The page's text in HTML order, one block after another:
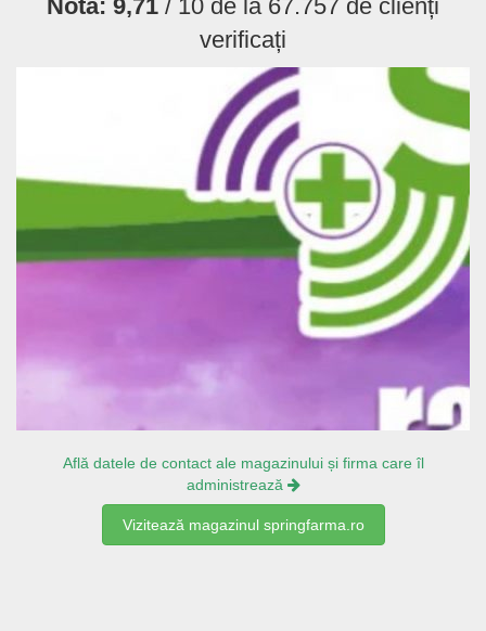
Nota: 9,71 / 10 de la 67.757 de clienți
verificați
Află datele de contact ale magazinului și firma care îl
administrează
Vizitează magazinul springfarma.ro